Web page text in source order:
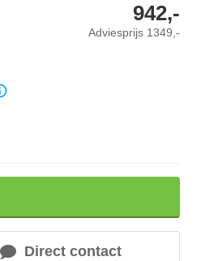
Adviesprijs 1349,-
942,-
Direct contact